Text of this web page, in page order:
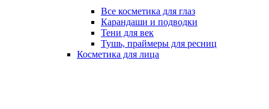
Все косметика для глаз
Карандаши и подводки
Тени для век
Тушь, праймеры для ресниц
Косметика для лица